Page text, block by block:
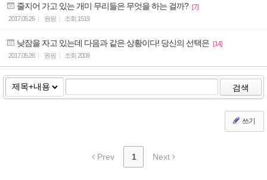
줄지어 가고 있는 개미 무리들은 무엇을 하는 걸까? [7]
2017.05.26
원팡 조회 1519
낮잠을 자고 있는데 다음과 같은 상황이다! 당신의 선택은 [14]
2017.05.26
원팡 조회 2009
검색
쓰기
Prev 1 Next